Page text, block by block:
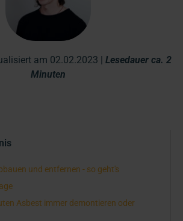
am 02.02.2023 | Lesedauer ca. 2
Minuten
und entfernen - so geht's
Asbest immer demontieren oder